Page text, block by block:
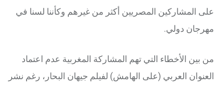
على المشاركين المصريين أكثر من غيرهم وكأننا لسنا في
مهرجان دولي.
من بين الأخطاء التي تهم المشاركة المغربية عدم اعتماد
العنوان العربي (على الهامش) لفيلم جيهان البحار، رغم نشر